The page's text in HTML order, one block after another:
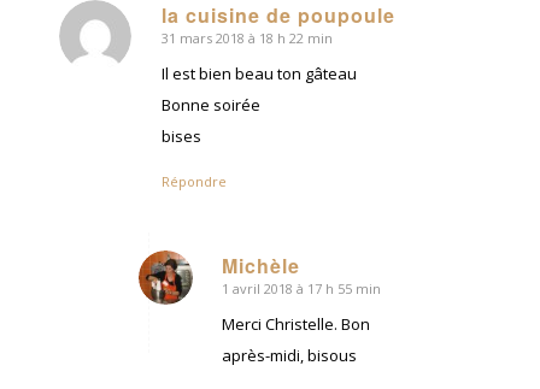
la cuisine de poupoule
dit
31 mars 2018 à 18 h 22 min
Il est bien beau ton gâteau
Bonne soirée
bises
Répondre
Michèle
dit
1 avril 2018 à 17 h 55 min
Merci Christelle. Bon
après-midi, bisous